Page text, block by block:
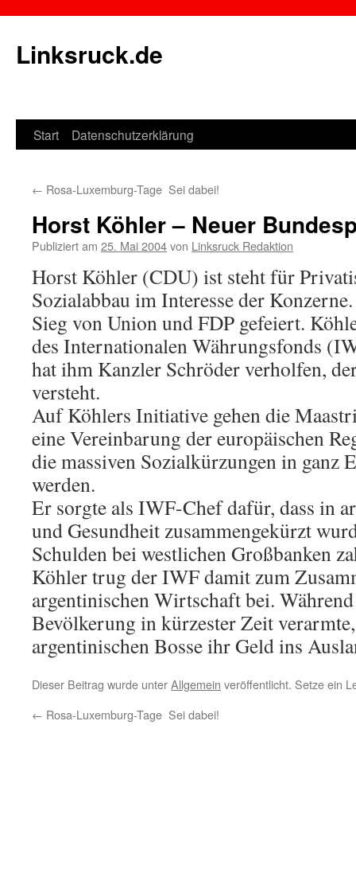
Linksruck.de
Springe
Inhalt
Start Datenschutzerklärung
← Rosa-Luxemburg-Tage  Sei dabei!
Horst Köhler – Neuer
Publiziert am 25. Mai 2004von Linksruck Redaktion
Horst Köhler (CDU) ist steht für
Sozialabbau im Interesse der
Sieg von Union und FDP gefeiert.
des Internationalen Währungsfonds
hat ihm Kanzler Schröder verholfen,
versteht.
Auf Köhlers Initiative gehen die
eine Vereinbarung der europäischen
die massiven Sozialkürzungen in ganz
werden.
Er sorgte als IWF-Chef dafür, dass in
und Gesundheit zusammengekürzt
Schulden bei westlichen Großbanken
Köhler trug der IWF damit zum
argentinischen Wirtschaft bei.
Bevölkerung in kürzester Zeit
argentinischen Bosse ihr Geld ins
Dieser Beitrag wurde unterAllgemein veröffentlicht. Setze ein
← Rosa-Luxemburg-Tage  Sei dabei!